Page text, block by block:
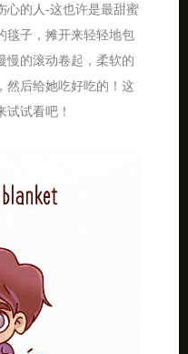
心的人-这也许是最甜蜜
毯子，摊开来轻轻地包
慢的滚动卷起，柔软的
然后给她吃好吃的！这
试看吧！